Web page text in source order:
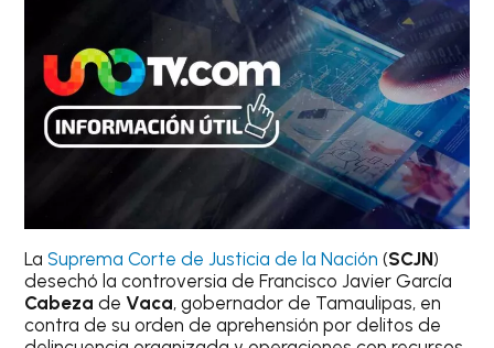
LaSuprema Corte de Justicia de la Nación (SCJN)
desechó la controversia de Francisco Javier García
Cabeza deVaca, gobernador de Tamaulipas, en
contra de su orden de aprehensión por delitos de